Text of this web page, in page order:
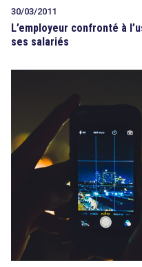
30/03/2011
L’employeur confronté à
ses salariés